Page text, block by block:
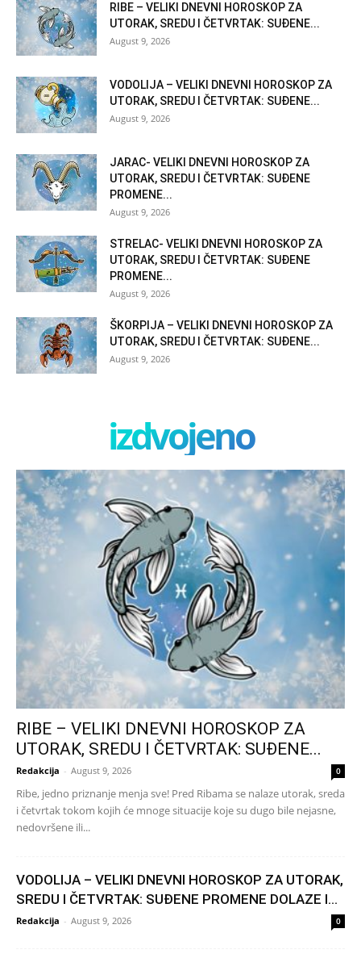
RIBE – VELIKI DNEVNI HOROSKOP ZA
UTORAK, SREDU I ČETVRTAK: SUĐENE...
August 9, 2026
VODOLIJA – VELIKI DNEVNI HOROSKOP ZA
UTORAK, SREDU I ČETVRTAK: SUĐENE...
August 9, 2026
JARAC- VELIKI DNEVNI HOROSKOP ZA
UTORAK, SREDU I ČETVRTAK: SUĐENE
PROMENE...
August 9, 2026
STRELAC- VELIKI DNEVNI HOROSKOP ZA
UTORAK, SREDU I ČETVRTAK: SUĐENE
PROMENE...
August 9, 2026
ŠKORPIJA – VELIKI DNEVNI HOROSKOP ZA
UTORAK, SREDU I ČETVRTAK: SUĐENE...
August 9, 2026
izdvojeno
RIBE – VELIKI DNEVNI HOROSKOP ZA
UTORAK, SREDU I ČETVRTAK: SUĐENE...
Redakcija - August 9, 2026 0
Ribe, jedno priznanje menja sve! Pred Ribama se nalaze utorak, sreda
i četvrtak tokom kojih će mnoge situacije koje su dugo bile nejasne,
nedovršene ili...
VODOLIJA – VELIKI DNEVNI HOROSKOP ZA UTORAK,
SREDU I ČETVRTAK: SUĐENE PROMENE DOLAZE I...
Redakcija - August 9, 2026 0